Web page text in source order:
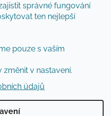
správné fungování
ten nejlepší
pouze s vaším
v nastavení.
údajů
spodmínkami